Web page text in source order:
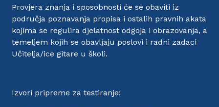
Provjera znanja i sposobnosti će se obaviti iz
područja poznavanja propisa i ostalih pravnih akata
kojima se regulira djelatnost odgoja i obrazovanja, a
temeljem kojih se obavljaju poslovi i radni zadaci
Učitelja/ice gitare u školi.
Izvori pripreme za testiranje: